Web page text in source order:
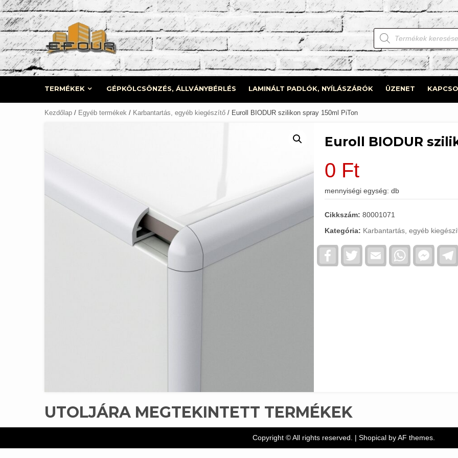
Skip
to
content
Products
search
TERMÉKEK GÉPKÖLCSÖNZÉS, ÁLLVÁNYBÉRLÉS LAMINÁLT PADLÓK, NYÍLÁSZÁRÓK ÜZENET
Kezdőlap / Egyéb termékek / Karbantartás, egyéb kiegészítő / Euroll BIODUR szilikon spray 150ml PiTon
Euroll BIODUR
0 Ft
mennyiségi egység: db
Cikkszám:80001071
Kategória: Karbantartás, egyéb
FacebookTwitter Email WhatsApp
UTOLJÁRA MEGTEKINTETT TERMÉKEK
Copyright © All rights reserved. | Shopicalby AF themes.